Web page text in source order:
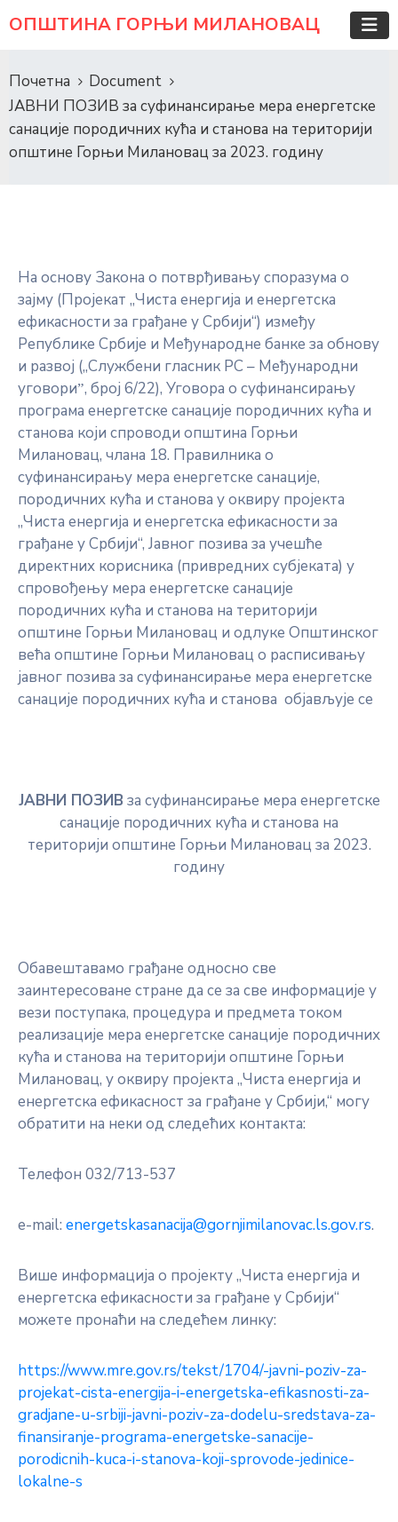
ОПШТИНА ГОРЊИ МИЛАНОВАЦ
Почетна
Document
ЈАВНИ ПОЗИВ за суфинансирање мера енергетске
санације породичних кућа и станова на територији
општине Горњи Милановац за 2023. годину
На основу Закона о потврђивању споразума о
зајму (Пројекат „Чиста енергија и енергетска
ефикасности за грађане у Србији“) између
Републике Србије и Међународне банке за обнову
и развој („Службени гласник РС – Међународни
уговориˮ, број 6/22), Уговора о суфинансирању
програма енергетске санације породичних кућа и
станова који спроводи општина Горњи
Милановац, члана 18. Правилника о
суфинансирању мера енергетске санације,
породичних кућа и станова у оквиру пројекта
„Чиста енергија и енергетска ефикасности за
грађане у Србији“, Јавног позива за учешће
директних корисника (привредних субјеката) у
спровођењу мера енергетске санације
породичних кућа и станова на територији
општине Горњи Милановац и одлуке Општинског
већа општине Горњи Милановац о расписивању
јавног позива за суфинансирање мера енергетске
санације породичних кућа и станова објављује се
ЈАВНИ ПОЗИВ за суфинансирање мера енергетске
санације породичних кућа и станова на
територији општине Горњи Милановац за 2023.
годину
Обавештавамо грађане односно све
заинтересоване стране да се за све информације у
вези поступака, процедура и предмета током
реализације мера енергетске санације породичних
кућа и станова на територији општине Горњи
Милановац, у оквиру пројекта „Чиста енергија и
енергетска ефикасност за грађане у Србији,“ могу
обратити на неки од следећих контакта:
Телефон 032/713-537
e-mail: energetskasanacija@gornjimilanovac.ls.gov.rs.
Више информација о пројекту „Чиста енергија и
енергетска ефикасности за грађане у Србији“
можете пронаћи на следећем линку:
https://www.mre.gov.rs/tekst/1704/-javni-poziv-za-
projekat-cista-energija-i-energetska-efikasnosti-za-
gradjane-u-srbiji-javni-poziv-za-dodelu-sredstava-za-
finansiranje-programa-energetske-sanacije-
porodicnih-kuca-i-stanova-koji-sprovode-jedinice-
lokalne-s